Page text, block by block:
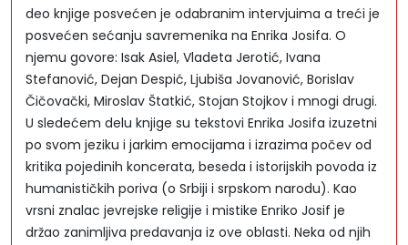
deo knjige posvećen je odabranim intervjuima a treći je
posvećen sećanju savremenika na Enrika Josifa. O
njemu govore: Isak Asiel, Vladeta Jerotić, Ivana
Stefanović, Dejan Despić, Ljubiša Jovanović, Borislav
Čičovački, Miroslav Štatkić, Stojan Stojkov i mnogi drugi.
U sledećem delu knjige su tekstovi Enrika Josifa izuzetni
po svom jeziku i jarkim emocijama i izrazima počev od
kritika pojedinih koncerata, beseda i istorijskih povoda iz
humanističkih poriva (o Srbiji i srpskom narodu). Kao
vrsni znalac jevrejske religije i mistike Enriko Josif je
držao zanimljiva predavanja iz ove oblasti. Neka od njih